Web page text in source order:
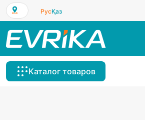
РусҚаз
Каталог товаров